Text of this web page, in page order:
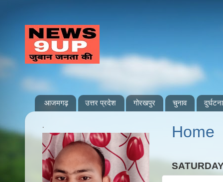
आजमगढ़ उत्तर प्रदेश गोरखपुर चुनाव दुर्घटना
Home
.